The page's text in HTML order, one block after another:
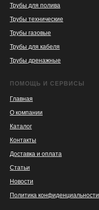
Трубы для полива
Трубы технические
Трубы газовые
Трубы для кабеля
Трубы дренажные
ПОМОЩЬ И СЕРВИСЫ
Главная
О компании
Каталог
Контакты
Доставка и оплата
Статьи
Новости
Политика конфиденциальности